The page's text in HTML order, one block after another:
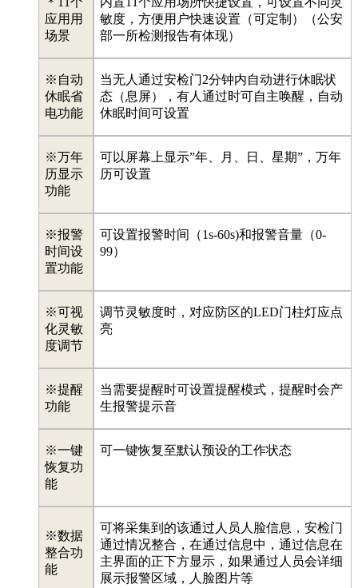
应用用
场景
敏度，方便用户快速设置（可定制）（公安
部一所检测报告有体现）
※自动
休眠省
电功能
当无人通过安检门2分钟内自动进行休眠状
态（息屏），有人通过时可自主唤醒，自动
休眠时间可设置
※万年
历显示
功能
可以屏幕上显示”年、月、日、星期”，万年
历可设置
※报警
时间设
置功能
可设置报警时间（1s-60s)和报警音量（0-
99）
※可视
化灵敏
度调节
调节灵敏度时，对应防区的LED门柱灯应点
亮
※提醒
功能
当需要提醒时可设置提醒模式，提醒时会产
生报警提示音
※一键
恢复功
能
可一键恢复至默认预设的工作状态
※数据
整合功
能
可将采集到的该通过人员人脸信息，安检门
通过情况整合，在通过信息中，通过信息在
主界面的正下方显示，如果通过人员会详细
展示报警区域，人脸图片等